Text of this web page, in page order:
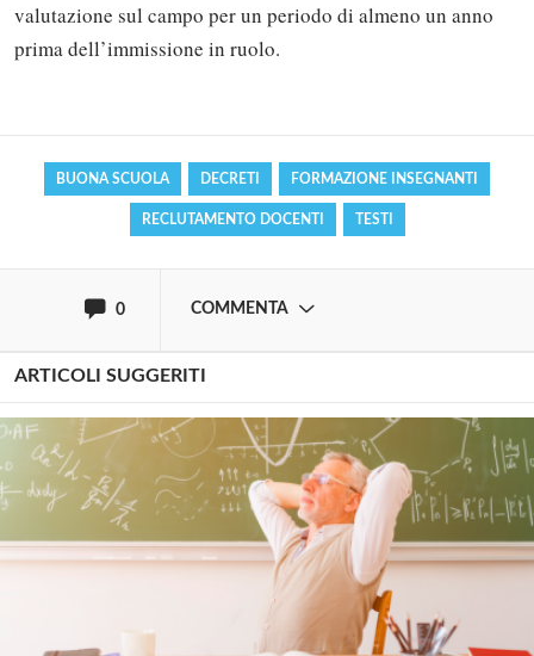
valutazione sul campo per un periodo di almeno un anno
prima dell’immissione in ruolo.
BUONA SCUOLA DECRETI FORMAZIONE INSEGNANTI
RECLUTAMENTO DOCENTI TESTI
0 COMMENTA
Solo gli utenti registrati possono
Effettua il Login o Registrati
ARTICOLI SUGGERITI